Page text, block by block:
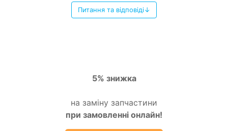
Питання та відповіді↓
5% знижка
на заміну запчастини
при замовленні онлайн!